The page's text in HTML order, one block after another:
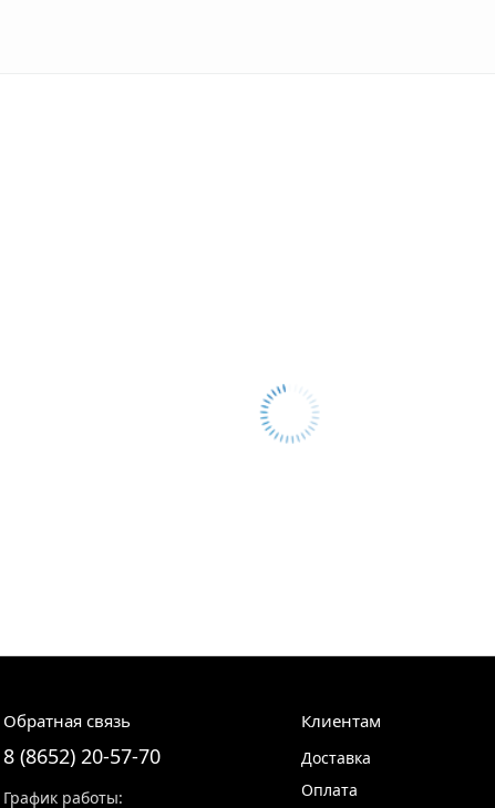
Обратная связь
8 (8652) 20-57-70
График работы:
Клиентам
Доставка
Оплата